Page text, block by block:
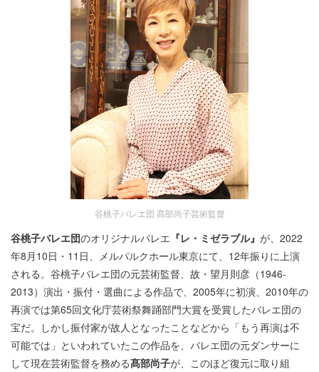
谷桃子バレエ団 髙部尚子芸術監督
谷桃子バレエ団のオリジナルバレエ 『レ・ミゼラブル』 が、2022
年8月10日・11日、メルパルクホール東京にて、12年振りに上演
される。谷桃子バレエ団の元芸術監督、故・望月則彦（1946-
2013）演出・振付・選曲による作品で、2005年に初演、2010年の
再演では第65回文化庁芸術祭舞踊部門大賞を受賞したバレエ団の
宝だ。しかし振付家が故人となったことなどから「もう再演は不
可能では」といわれていたこの作品を、バレエ団の元ダンサーに
して現在芸術監督を務める髙部尚子が、このほど復元に取り組